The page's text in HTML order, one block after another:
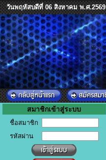
วันพฤหัสบดีที่ 06 สิงหาคม พ.ศ.2569
สมาชิกเข้าสู่ระบบ
ชื่อสมาชิก
รหัสผ่าน